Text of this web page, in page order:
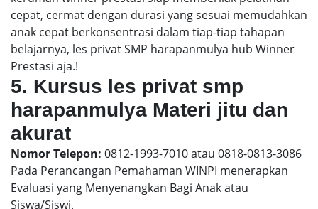
cepat, cermat dengan durasi yang sesuai memudahkan
anak cepat berkonsentrasi dalam tiap-tiap tahapan
belajarnya, les privat SMP harapanmulya hub Winner
Prestasi aja.!
5. Kursus les privat smp
harapanmulya Materi jitu dan
akurat
Nomor Telepon: 0812-1993-7010 atau 0818-0813-3086
Pada Perancangan Pemahaman WINPI menerapkan
Evaluasi yang Menyenangkan Bagi Anak atau
Siswa/Siswi.